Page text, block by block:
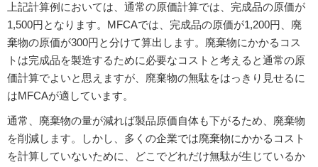
上記計算例においては、通常の原価計算では、完成品の原価が
1,500円となります。MFCAでは、完成品の原価が1,200円、廃
棄物の原価が300円と分けて算出します。廃棄物にかかるコス
トは完成品を製造するために必要なコストと考えると通常の原
価計算でよいと思えますが、廃棄物の無駄をはっきり見せるに
はMFCAが適しています。
通常、廃棄物の量が減れば製品原価自体も下がるため、廃棄物
を削減します。しかし、多くの企業では廃棄物にかかるコスト
を計算していないために、どこでどれだけ無駄が生じているか